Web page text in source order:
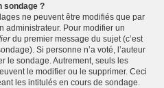
sondage ?
ne peuvent être modifiés que par
administrateur. Pour modifier un
du premier message du sujet (c’est
Si personne n’a voté, l’auteur
le sondage. Autrement, seuls les
le modifier ou le supprimer. Ceci
les intitulés en cours de sondage.